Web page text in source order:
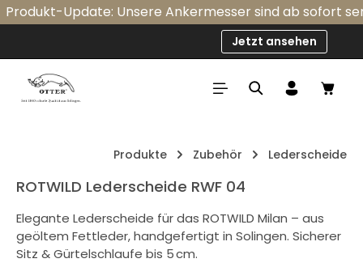
Zum Hauptinhalt springen
Update: Unsere Ankermesser sind ab sofort
Jetzt ansehen
Produkte Zubehör Lederscheide
ROTWILD Lederscheide RWF 04
Elegante Lederscheide für das ROTWILD Milan – aus
geöltem Fettleder, handgefertigt in Solingen. Sicherer
Sitz & Gürtelschlaufe bis 5 cm.